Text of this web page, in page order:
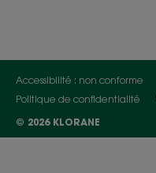
Accessibilité : non conforme
Politique de confidentialité
© 2026 KLORANE